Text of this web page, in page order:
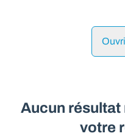
Saint-Servais (5002)
Aucun
votre